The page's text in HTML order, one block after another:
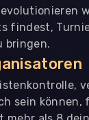
findest,
bringen.
sein können,